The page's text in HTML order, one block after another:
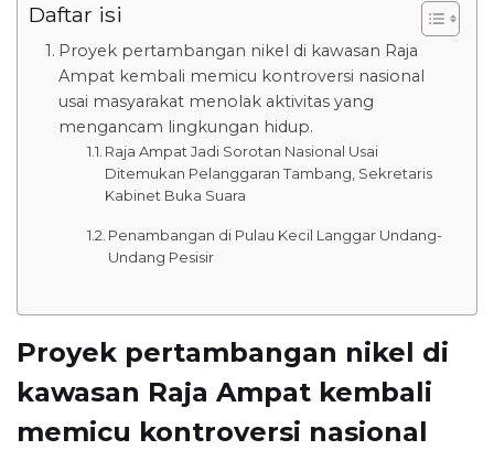
Daftar isi
Proyek pertambangan nikel di kawasan Raja
Ampat kembali memicu kontroversi nasional
usai masyarakat menolak aktivitas yang
mengancam lingkungan hidup.
Raja Ampat Jadi Sorotan Nasional Usai
Ditemukan Pelanggaran Tambang, Sekretaris
Kabinet Buka Suara
Penambangan di Pulau Kecil Langgar Undang-
Undang Pesisir
Proyek pertambangan nikel di
kawasan Raja Ampat kembali
memicu kontroversi nasional